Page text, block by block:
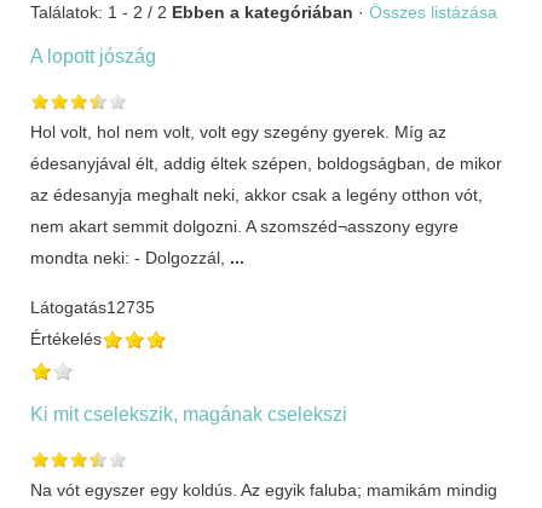
Találatok: 1 - 2 / 2 Ebben a kategóriában · Összes listázása
A lopott jószág
Hol volt, hol nem volt, volt egy szegény gyerek. Míg az
édesanyjával élt, addig éltek szépen, boldogságban, de mikor
az édesanyja meghalt neki, akkor csak a legény otthon vót,
nem akart semmit dolgozni. A szomszéd¬asszony egyre
mondta neki: - Dolgozzál, ...
Látogatás12735
Értékelés
Ki mit cselekszik, magának cselekszi
Na vót egyszer egy koldús. Az egyik faluba; mamikám mindig